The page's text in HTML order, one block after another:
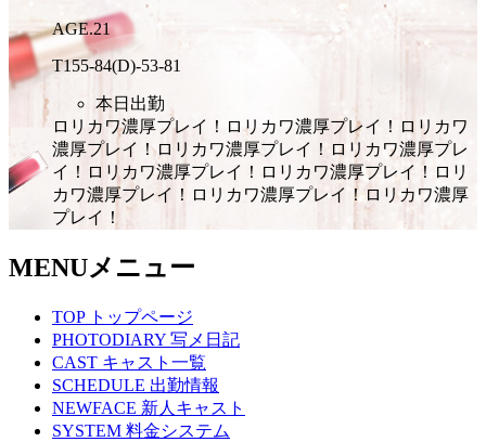
AGE.21
T155-84(D)-53-81
本日出勤
ロリカワ濃厚プレイ！ ロリカワ濃厚プレイ！ ロリカワ
濃厚プレイ！ロリカワ濃厚プレイ！ ロリカワ濃厚プレ
イ！ ロリカワ濃厚プレイ！ ロリカワ濃厚プレイ！ ロリ
カワ濃厚プレイ！ ロリカワ濃厚プレイ！ ロリカワ濃厚
プレイ！
MENUメニュー
TOP トップページ
PHOTODIARY 写メ日記
CAST キャスト一覧
SCHEDULE 出勤情報
NEWFACE 新人キャスト
SYSTEM 料金システム